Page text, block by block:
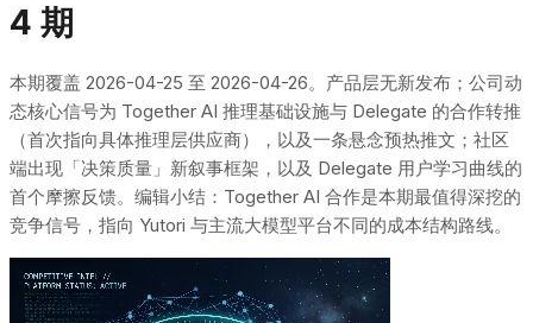
4 期
本期覆盖 2026-04-25 至 2026-04-26。产品层无新发布；公司动
态核心信号为 Together AI 推理基础设施与 Delegate 的合作转推
（首次指向具体推理层供应商），以及一条悬念预热推文；社区
端出现「决策质量」新叙事框架，以及 Delegate 用户学习曲线的
首个摩擦反馈。编辑小结：Together AI 合作是本期最值得深挖的
竞争信号，指向 Yutori 与主流大模型平台不同的成本结构路线。